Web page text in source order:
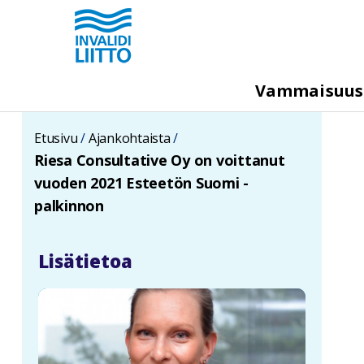
pääsisältöön
e
g
a
m
Vammaisuus
Etusivu Ajankohtaista
Riesa Consultative Oy on voittanut
vuoden 2021 Esteetön Suomi -
palkinnon
Lisätietoa